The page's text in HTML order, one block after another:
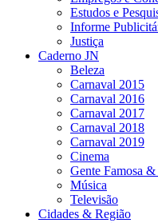
Estudos e
Informe
Justiça
Caderno JN
Beleza
Carnaval 2015
Carnaval 2016
Carnaval 2017
Carnaval 2018
Carnaval 2019
Cinema
Gente Famosa
Música
Televisão
Cidades & Região